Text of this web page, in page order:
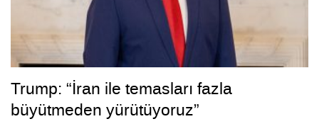
Trump: “İran ile temasları fazla
büyütmeden yürütüyoruz”